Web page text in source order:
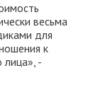
весьма
для
к
лица», -